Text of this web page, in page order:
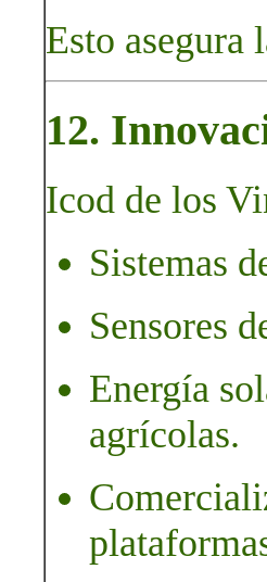
Esto
12.
Icod de los
Sistemas
Sensores
Energía
agrícolas.